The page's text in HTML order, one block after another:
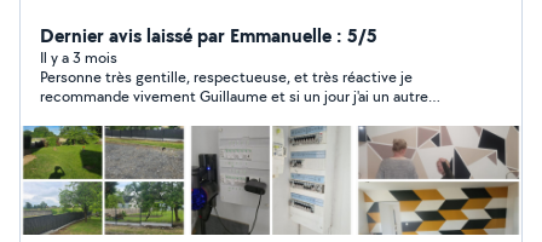
plomberie _ Petite électricité/ dépannage _ Montage de
meubles / pose cuisine _ Travaux intérieur ( peinture,
placo, finissions...) _ Réparations électroménager _
Diagnostic et dépannage ( compresseur, équipement...)
Travail soigné, conseils adaptés et solutions au cas par
cas. Disponible en fonction de vos besoins et de nos
disponibilités respectives. Secteur: Cuffy , Nevers et
alentours. N'hésitez pas a me contacter pour en
discuter
Dernier avis laissé par Emmanuelle : 5/5
Il y a 3 mois
Personne très gentille, respectueuse, et très réactive je
recommande vivement Guillaume et si un jour j'ai un autre
de mon percolateur